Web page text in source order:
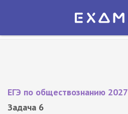
Экзамер — ЕГЭ 2027
ЕГЭ по обществознанию 2027
Задача 6